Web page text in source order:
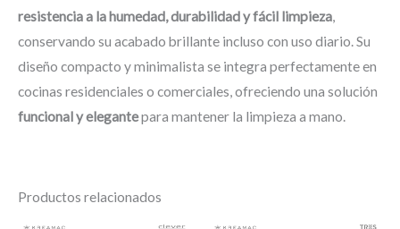
resistencia a la humedad, durabilidad y fácil limpieza,
conservando su acabado brillante incluso con uso diario. Su
diseño compacto y minimalista se integra perfectamente en
cocinas residenciales o comerciales, ofreciendo una solución
funcional y elegantepara mantener la limpieza a mano.
Productos relacionados